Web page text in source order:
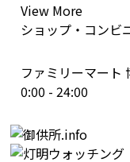
View More
ショップ・コンビ
ファミリーマート
0:00 - 24:00